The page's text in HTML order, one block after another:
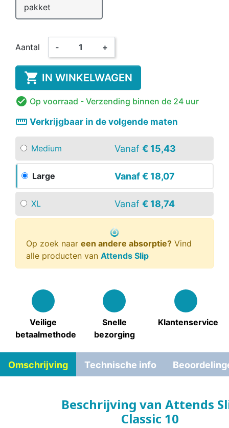
pakket
Aantal - +
 IN WINKELWAGEN
 Op voorraad - Verzending binnen de 24 uur
straighten Verkrijgbaar in de volgende maten
Medium Vanaf € 15,43
Large Vanaf€ 18,07
XL Vanaf € 18,74
Op zoek naar een andere absorptie? Vind
alle producten van Attends Slip
Veilige
betaalmethode
Snelle
bezorging
Klantenservice
Omschrijving Technische info
Beschrijving van Attends
Classic 10